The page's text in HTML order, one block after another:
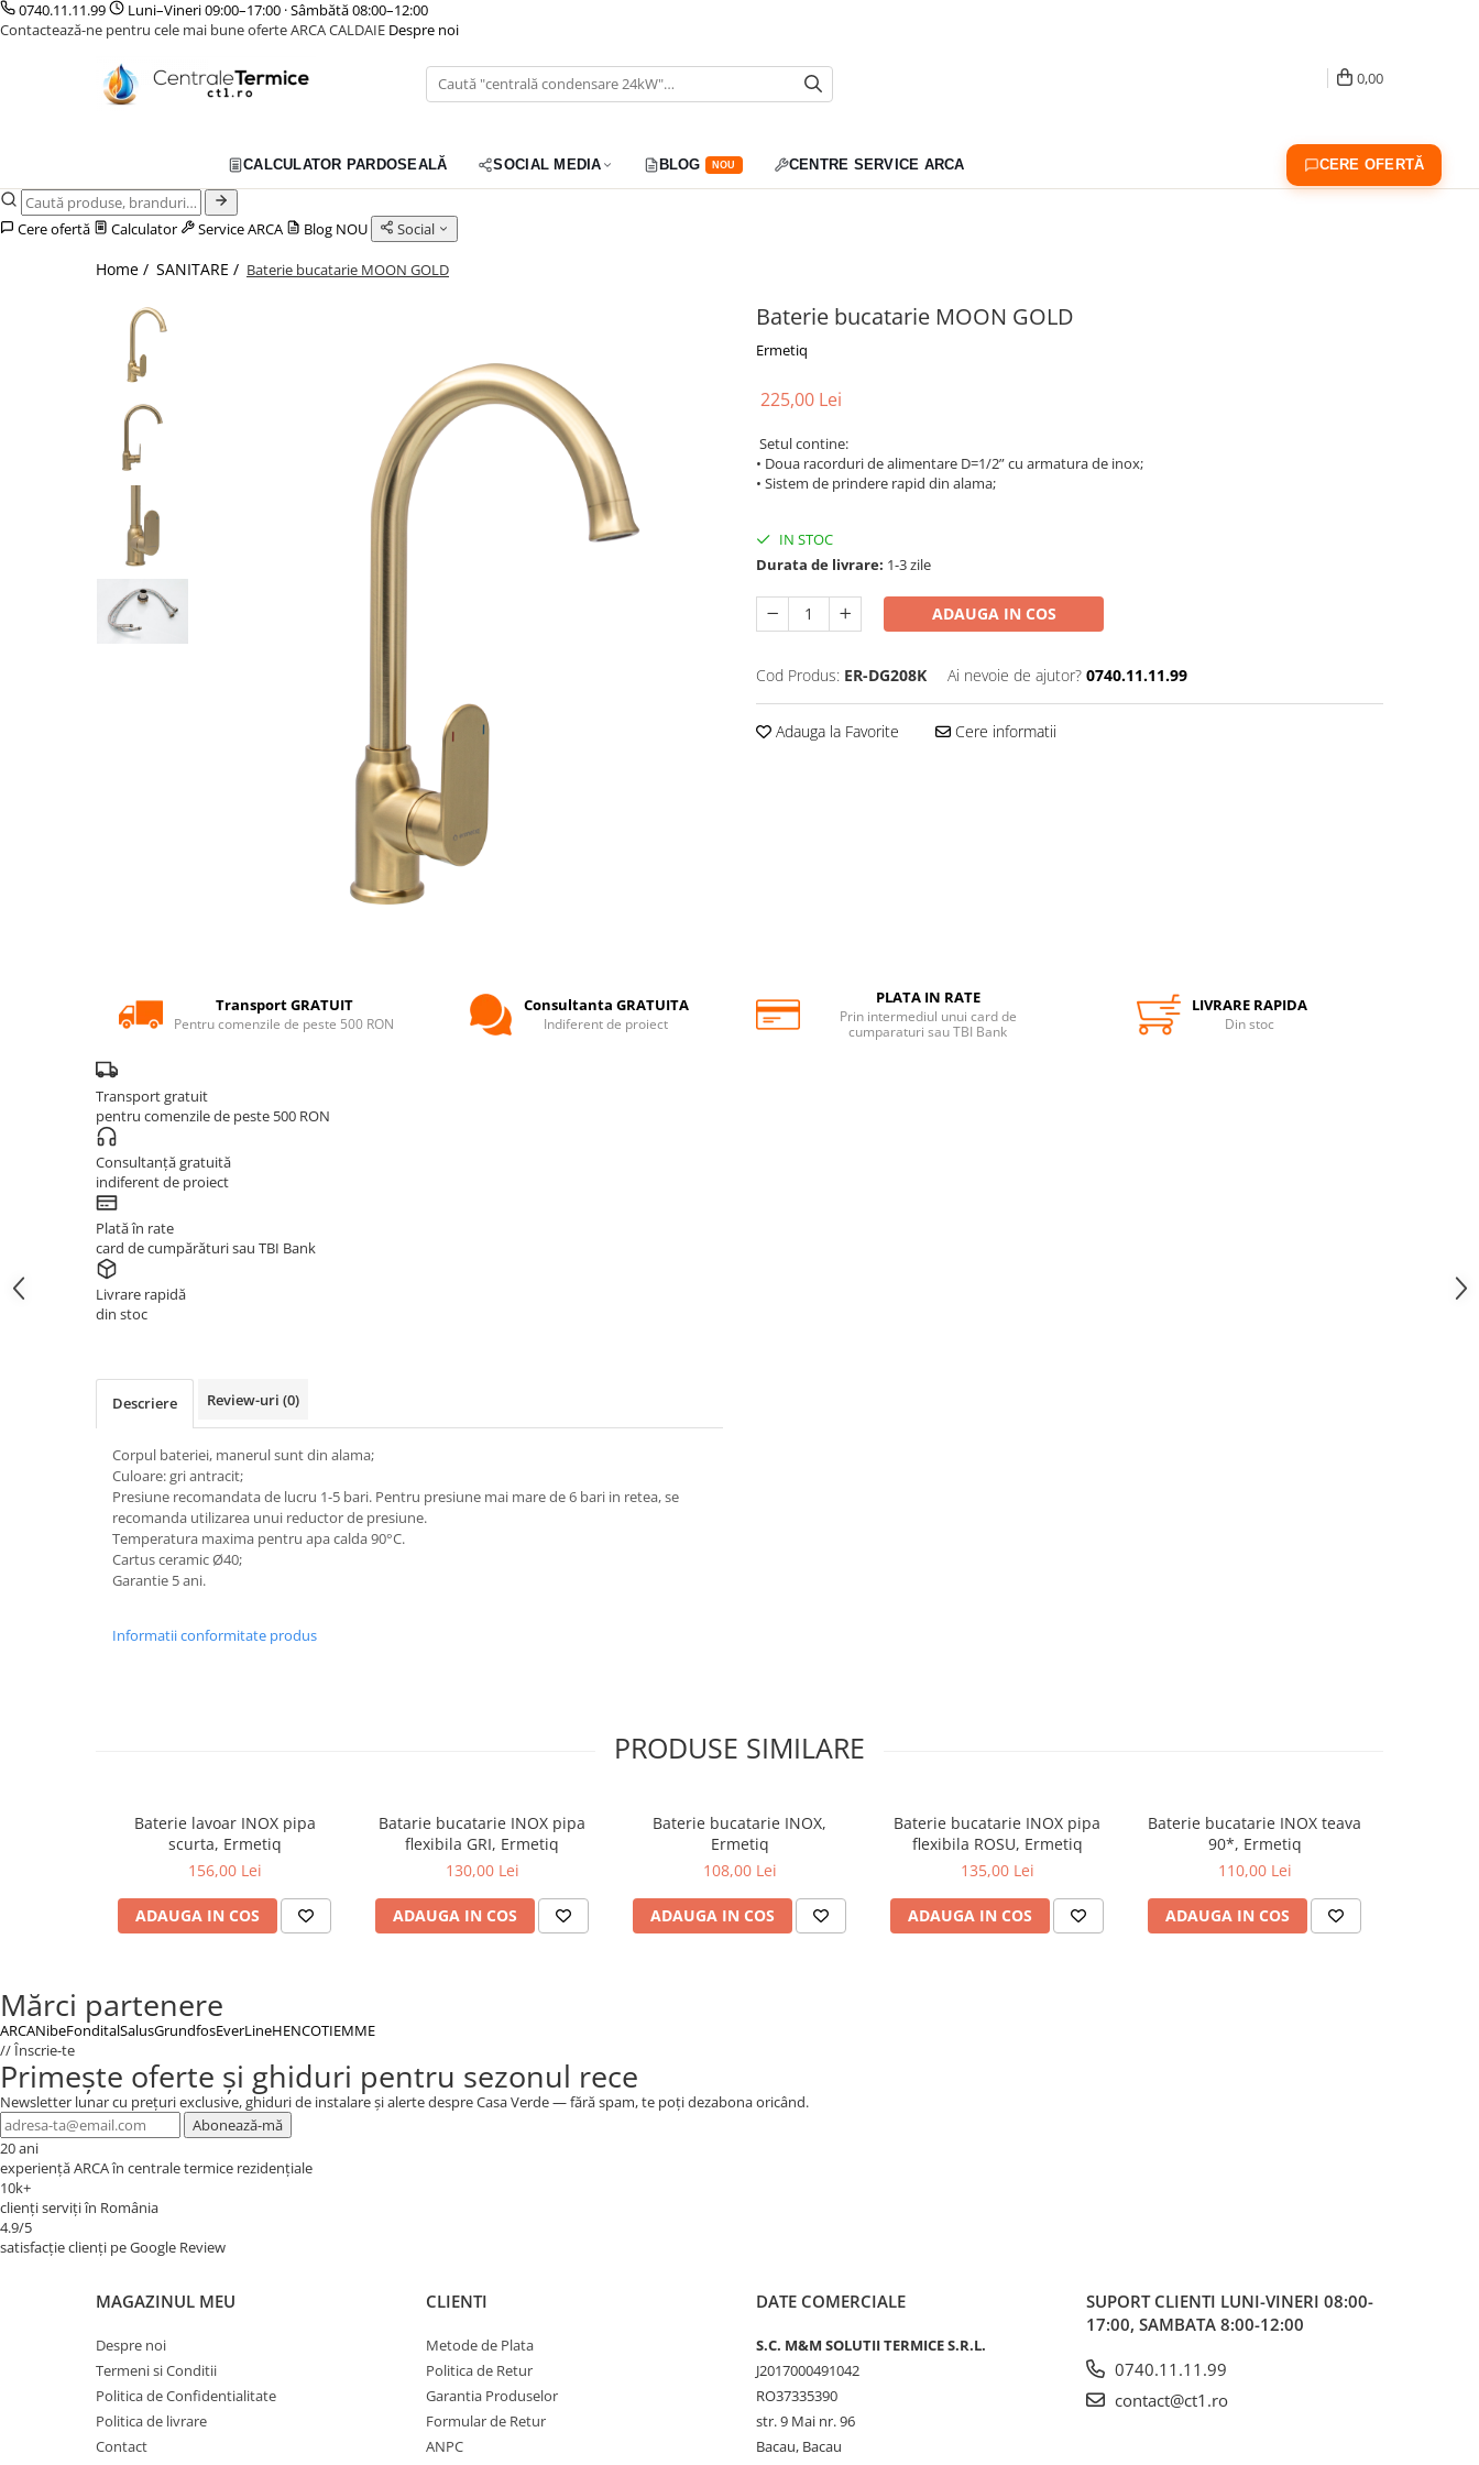
Toate Produsele
GAZ CONVENTIONALE
CAZANE COMBUSTIBIL SOLID
CAZANE LEMNE CU GAZEIFICARE
CENTRALE MIXTE LEMN/PELET
ACCESORII PENTRU MONTAJ
POMPE DE CALDURA
POMPE DE CALDURA AER-APA
POMPE DE CALDURA SOL-APA
TERMOSTATE DE AMBIENT -
AUTOMATIZARI
ELEMENTE SMART
AUTOMATIZARI
VENTILATIE CU RECUPERARE DE
BOILERE CU POMPA DE CALDURA
INSTRUMENTE & INFO
CALCULATOR PARDOSEALĂ
CERE OFERTĂ
CENTRE SERVICE ARCA
0740.11.11.99
Luni–Vineri 09:00–17:00 · Sâmbătă 08:00–12:00
Contactează-ne pentru cele mai bune oferte ARCA CALDAIE Despre noi
0,00
CALCULATOR PARDOSEALĂ SOCIAL MEDIA BLOG NOU CENTRE SERVICE ARCA CERE OFERTĂ
Cere ofertă Calculator Service ARCA Blog NOU Social
Home / SANITARE / Baterie bucatarie MOON GOLD
Baterie bucatarie MOON GOLD
Ermetiq
225,00 Lei
Setul contine:
• Doua racorduri de alimentare D=1/2” cu armatura de inox;
• Sistem de prindere rapid din alama;
IN STOC
Durata de livrare: 1-3 zile
ADAUGA IN COS
Cod Produs: ER-DG208K Ai nevoie de ajutor? 0740.11.11.99
Adauga la Favorite Cere informatii
Transport GRATUIT
Pentru comenzile de peste 500 RON
Consultanta GRATUITA
Indiferent de proiect
PLATA IN RATE
Prin intermediul unui card de
cumparaturi sau TBI Bank
LIVRARE RAPIDA
Din stoc
Transport gratuit
pentru comenzile de peste 500 RON
Consultanță gratuită
indiferent de proiect
Plată în rate
card de cumpărături sau TBI Bank
Livrare rapidă
din stoc
Descriere Review-uri (0)
Corpul bateriei, manerul sunt din alama;
Culoare: gri antracit;
Presiune recomandata de lucru 1-5 bari. Pentru presiune mai mare de 6 bari in retea, se
recomanda utilizarea unui reductor de presiune.
Temperatura maxima pentru apa calda 90°C.
Cartus ceramic Ø40;
Garantie 5 ani.
Informatii conformitate produs
PRODUSE SIMILARE
Baterie lavoar INOX pipa
scurta, Ermetiq
156,00 Lei
ADAUGA IN COS
Batarie bucatarie INOX pipa
flexibila GRI, Ermetiq
130,00 Lei
ADAUGA IN COS
Baterie bucatarie INOX,
Ermetiq
108,00 Lei
ADAUGA IN COS
Baterie bucatarie INOX pipa
flexibila ROSU, Ermetiq
135,00 Lei
ADAUGA IN COS
Baterie bucatarie INOX teava
90*, Ermetiq
110,00 Lei
ADAUGA IN COS
Mărci partenere
ARCANibeFonditalSalusGrundfosEverLineHENCOTIEMME
// Înscrie-te
Primește oferte și ghiduri pentru sezonul rece
Newsletter lunar cu prețuri exclusive, ghiduri de instalare și alerte despre Casa Verde — fără spam, te poți dezabona oricând.
Abonează-mă
20 ani
experiență ARCA în centrale termice rezidențiale
10k+
clienți serviți în România
4.9/5
satisfacție clienți pe Google Review
MAGAZINUL MEU
Despre noi
Termeni si Conditii
Politica de Confidentialitate
Politica de livrare
Contact
CLIENTI
Metode de Plata
Politica de Retur
Garantia Produselor
Formular de Retur
ANPC
DATE COMERCIALE
S.C. M&M SOLUTII TERMICE S.R.L.
J2017000491042
RO37335390
str. 9 Mai nr. 96
Bacau, Bacau
SUPORT CLIENTI LUNI-VINERI 08:00-
17:00, SAMBATA 8:00-12:00
0740.11.11.99
contact@ct1.ro